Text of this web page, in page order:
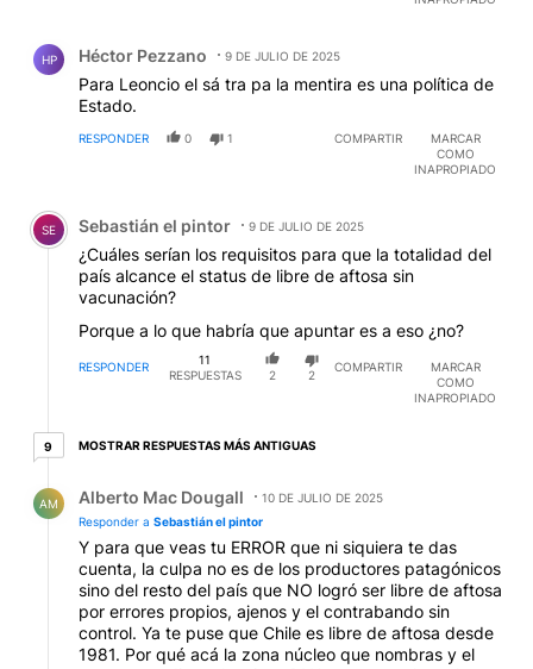
HP Héctor Pezzano 9 DE JULIO DE 2025
Para Leoncio el sá tra pa la mentira es una política de
Estado.
RESPONDER 0 1 COMPARTIR
MARCAR
COMO
INAPROPIADO
Comentario de Sebastián el pintor.
SE Sebastián el pintor 9 DE JULIO DE 2025
¿Cuáles serían los requisitos para que la totalidad del
país alcance el status de libre de aftosa sin
vacunación?
Porque a lo que habría que apuntar es a eso ¿no?
RESPONDER
11
RESPUESTAS
2 2
COMPARTIR
MARCAR
COMO
INAPROPIADO
99 respuestas más antiguas
MOSTRAR RESPUESTAS MÁS ANTIGUAS
AM Alberto Mac Dougall
10 DE JULIO DE 2025
Responder a Sebastián el pintor
Y para que veas tu ERROR que ni siquiera te das
cuenta, la culpa no es de los productores patagónicos
sino del resto del país que NO logró ser libre de aftosa
por errores propios, ajenos y el contrabando sin
control. Ya te puse que Chile es libre de aftosa desde
1981. Por qué acá la zona núcleo que nombras y el